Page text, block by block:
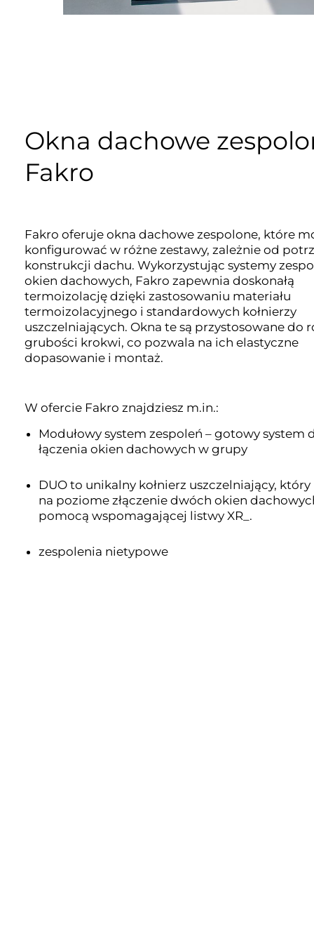
Okna dachowe
Fakro
Fakro oferuje okna dachowe zespolone, które
konfigurować w różne zestawy, zależnie od
konstrukcji dachu. Wykorzystując systemy
okien dachowych, Fakro zapewnia doskonałą
termoizolację dzięki zastosowaniu materiału
termoizolacyjnego i standardowych kołnierzy
uszczelniających. Okna te są przystosowane do
grubości krokwi, co pozwala na ich elastyczne
dopasowanie i montaż.
W ofercie Fakro znajdziesz m.in.:
Modułowy system zespoleń – gotowy system
łączenia okien dachowych w grupy
DUO to unikalny kołnierz uszczelniający,
na poziome złączenie dwóch okien
pomocą wspomagającej listwy XR_.
zespolenia nietypowe